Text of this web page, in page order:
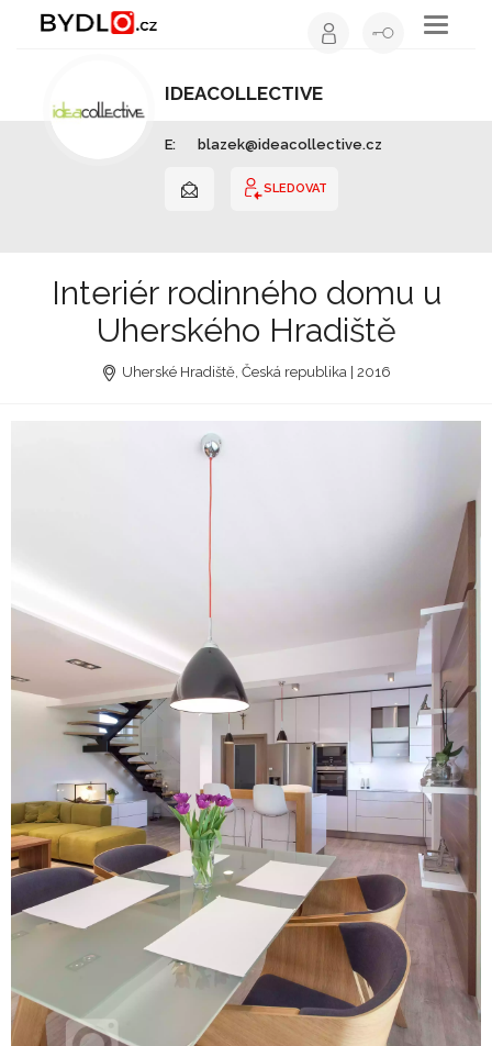
Toggle
IDEACOLLECTIVE
E: blazek@ideacollective.cz
SLEDOVAT
Interiér rodinného domu u
Uherského Hradiště
Uherské Hradiště, Česká republika | 2016